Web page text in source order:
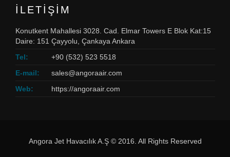
İLETIŞIM
Konutkent Mahallesi 3028. Cad. Elmar Towers E Blok Kat:15
Daire: 151 Çayyolu, Çankaya Ankara
Tel:
+90 (532) 523 5518
E-mail:
sales@angoraair.com
Web:
https://angoraair.com
Angora Jet Havacılık A.Ş © 2016. All Rights Reserved